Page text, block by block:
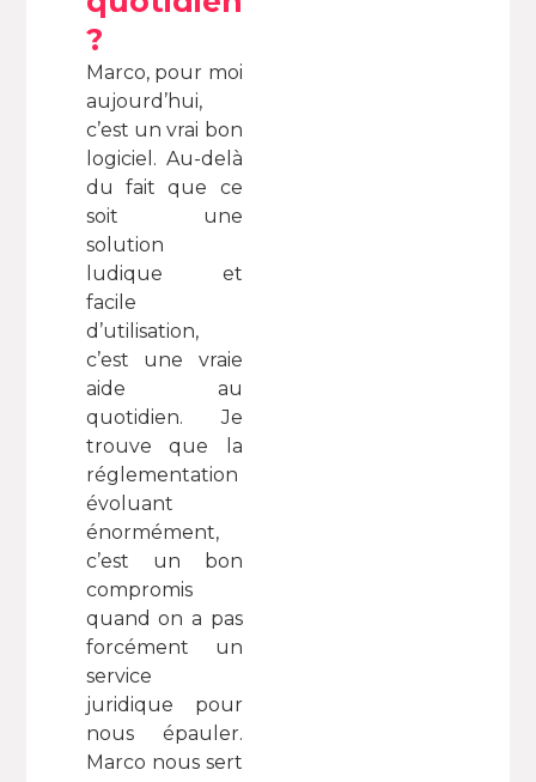
?
Marco, pour moi
aujourd’hui,
c’est un vrai bon
logiciel. Au-delà
du fait que ce
soit une
solution
ludique et
facile
d’utilisation,
c’est une vraie
aide au
quotidien. Je
trouve que la
réglementation
évoluant
énormément,
c’est un bon
compromis
quand on a pas
forcément un
service
juridique pour
nous épauler.
Marco nous sert